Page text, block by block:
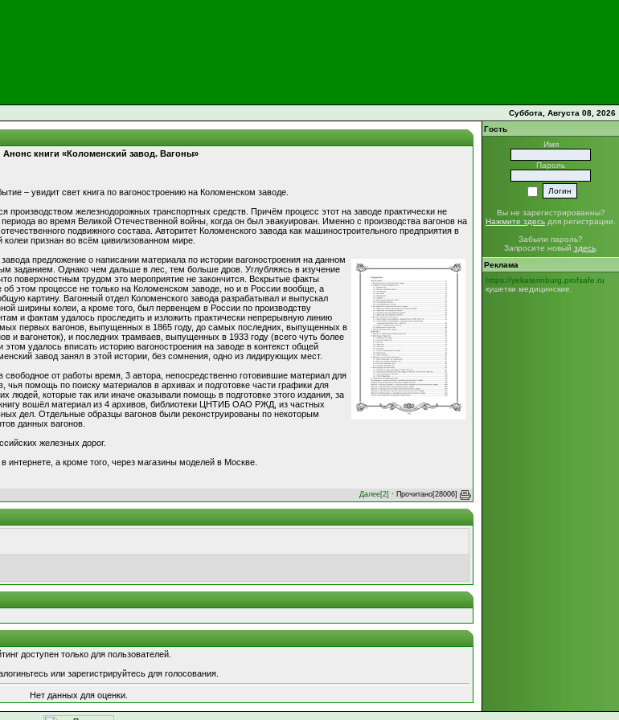
Суббота, Августа 08, 2026
Анонс книги «Коломенский завод. Вагоны»
– увидит свет книга по вагоностроению на Коломенском заводе.
железнодорожных транспортных средств. Причём процесс этот на заводе практически не
во время Великой Отечественной войны, когда он был эвакуирован. Именно с производства вагонов на
подвижного состава. Авторитет Коломенского завода как машиностроительного предприятия в
признан во всём цивилизованном мире.
предложение о написании материала по истории вагоностроения на данном
заданием. Однако чем дальше в лес, тем больше дров. Углубляясь в изучение
поверхностным трудом это мероприятие не закончится. Вскрытые факты
этом процессе не только на Коломенском заводе, но и в России вообще, а
картину. Вагонный отдел Коломенского завода разрабатывал и выпускал
ширины колеи, а кроме того, был первенцем в России по производству
и фактам удалось проследить и изложить практически непрерывную линию
первых вагонов, выпущенных в 1865 году, до самых последних, выпущенных в
и вагонеток), и последних трамваев, выпущенных в 1933 году (всего чуть более
удалось вписать историю вагоностроения на заводе в контекст общей
завод занял в этой истории, без сомнения, одно из лидирующих мест.
свободное от работы время, 3 автора, непосредственно готовившие материал для
помощь по поиску материалов в архивах и подготовке части графики для
людей, которые так или иначе оказывали помощь в подготовке этого издания, за
вошёл материал из 4 архивов, библиотеки ЦНТИБ ОАО РЖД, из частных
дел. Отдельные образцы вагонов были реконструированы по некоторым
данных вагонов.
железных дорог.
а кроме того, через магазины моделей в Москве.
Далее[2] · Прочитано[28006]
доступен только для пользователей.
или зарегистрируйтесь для голосования.
Нет данных для оценки.
Гость
Имя
Пароль
Вы не зарегистрированны?
Нажмите здесь для регистрации.
Забыли пароль?
Запросите новый здесь.
Реклама
https://yekaterinburg.profsafe.ru
кушетки медицинские.